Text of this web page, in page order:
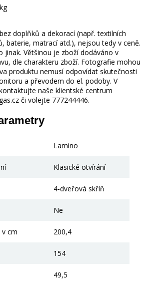
doplňků a dekorací (např. textilních
baterie, matrací atd.), nejsou tedy v ceně.
jinak. Většinou je zboží dodáváno v
dle charakteru zboží. Fotografie mohou
produktu nemusí odpovídat skutečnosti
a převodem do el. podoby. V
naše klientské centrum
či volejte 777244446.
Lamino
Klasické otvírání
4-dveřová skříň
Ne
v cm 200,4
154
49,5